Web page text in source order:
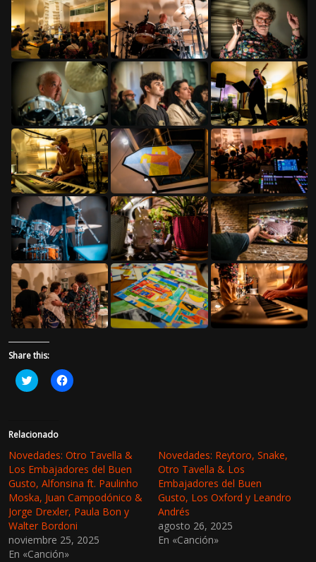
Share this:
H
a
c
a
r
a
c
o
m
p
a
r
i
r
H
a
a
r
a
c
o
m
a
r
t
i
r
Relacionado
Novedades: Otro Tavella &
Los Embajadores del Buen
Gusto, Alfonsina ft. Paulinho
Moska, Juan Campodónico &
Jorge Drexler, Paula Bon y
Walter Bordoni
noviembre 25, 2025
En «Canción»
Novedades: Reytoro, Snake,
Otro Tavella & Los
Embajadores del Buen
Gusto, Los Oxford y Leandro
Andrés
agosto 26, 2025
En «Canción»